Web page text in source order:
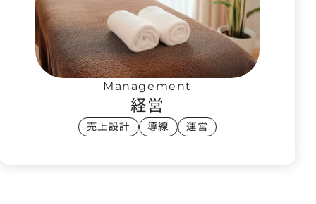
Management
経営
売上設計 導線 運営